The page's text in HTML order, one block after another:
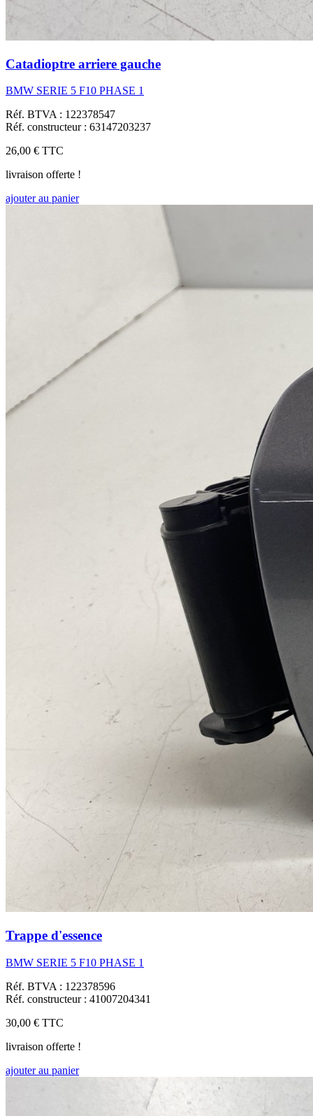
Catadioptre arriere gauche
BMW SERIE 5 F10 PHASE 1
Réf. BTVA : 122378547
Réf. constructeur : 63147203237
26,00 € TTC
livraison offerte !
ajouter au panier
Trappe d'essence
BMW SERIE 5 F10 PHASE 1
Réf. BTVA : 122378596
Réf. constructeur : 41007204341
30,00 € TTC
livraison offerte !
ajouter au panier